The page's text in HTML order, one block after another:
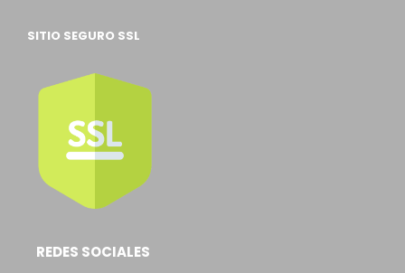
SITIO SEGURO SSL
REDES SOCIALES